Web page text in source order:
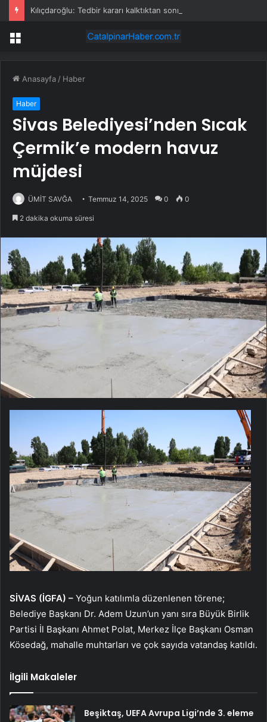
Menü
Anasayfa / Haber
Haber
Sivas Belediyesi’nden Sıcak
Çermik’e modern havuz
müjdesi
ÜMİT SAVĞA Temmuz 14, 2025 0 0
2 dakika okuma süresi
SİVAS (İGFA) – Yoğun katılımla düzenlenen törene;
Belediye Başkanı Dr. Adem Uzun’un yanı sıra Büyük Birlik
Partisi İl Başkanı Ahmet Polat, Merkez İlçe Başkanı Osman
Kösedağ, mahalle muhtarları ve çok sayıda vatandaş katıldı.
İlgili Makaleler
Beşiktaş, UEFA Avrupa Ligi’nde 3. eleme